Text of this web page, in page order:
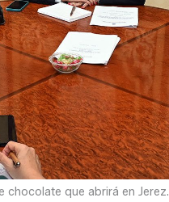
que abrirá en Jerez.